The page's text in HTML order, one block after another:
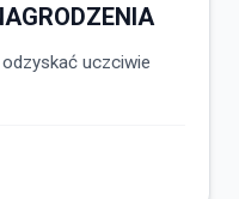
uczciwie